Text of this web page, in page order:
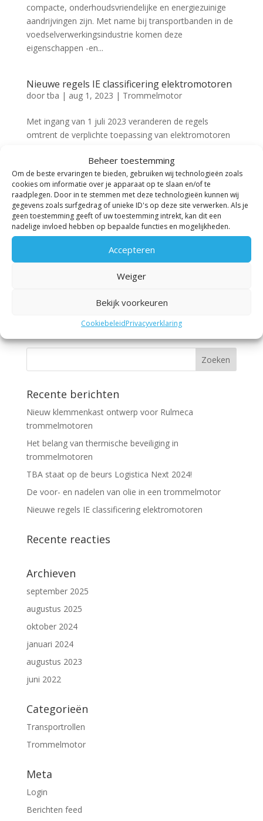
Beheer toestemming
Om de beste ervaringen te bieden, gebruiken wij technologieën zoals
cookies om informatie over je apparaat op te slaan en/of te
raadplegen. Door in te stemmen met deze technologieën kunnen wij
gegevens zoals surfgedrag of unieke ID's op deze site verwerken. Als je
geen toestemming geeft of uw toestemming intrekt, kan dit een
nadelige invloed hebben op bepaalde functies en mogelijkheden.
Accepteren
Weiger
Bekijk voorkeuren
CookiebeleidPrivacyverklaring
compacte, onderhoudsvriendelijke en energiezuinige
aandrijvingen zijn. Met name bij transportbanden in de
voedselverwerkingsindustrie komen deze
eigenschappen -en...
Nieuwe regels IE classificering elektromotoren
doortba | aug 1, 2023 | Trommelmotor
Met ingang van 1 juli 2023 veranderen de regels
omtrent de verplichte toepassing van elektromotoren
voor u betekent: Wat is een IE classificering? De IE-
klasse, oftewel de International Efficiency-klasse, is...
Waterdichtheid trommelmotoren
doortba| jun 9, 2022|Trommelmotor
Hoe waterdicht is waterdicht nu eigenlijk? In met name
de voedselverwerkende industrie komen
productiemiddelen en -machines in intensief contact
wordt of omdat vis in ijswater aangevoerd wordt.
Recente berichten
Nieuw klemmenkast ontwerp voor Rulmeca
trommelmotoren
Het belang van thermische beveiliging in
trommelmotoren
TBA staat op de beurs Logistica Next 2024!
De voor- en nadelen van olie in een trommelmotor
Nieuwe regels IE classificering elektromotoren
Recente reacties
Archieven
september 2025
augustus 2025
oktober 2024
januari 2024
augustus 2023
juni 2022
Categorieën
Transportrollen
Trommelmotor
Meta
Login
Berichten feed